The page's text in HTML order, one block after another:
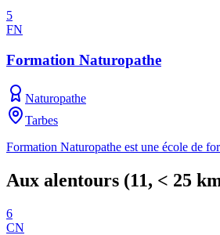
5
FN
Formation Naturopathe
Naturopathe
Tarbes
Formation Naturopathe est une école de
Aux alentours (11, < 25
6
CN